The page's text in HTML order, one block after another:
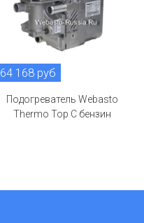
64 168 руб
Подогреватель Webasto
Thermo Top С бензин